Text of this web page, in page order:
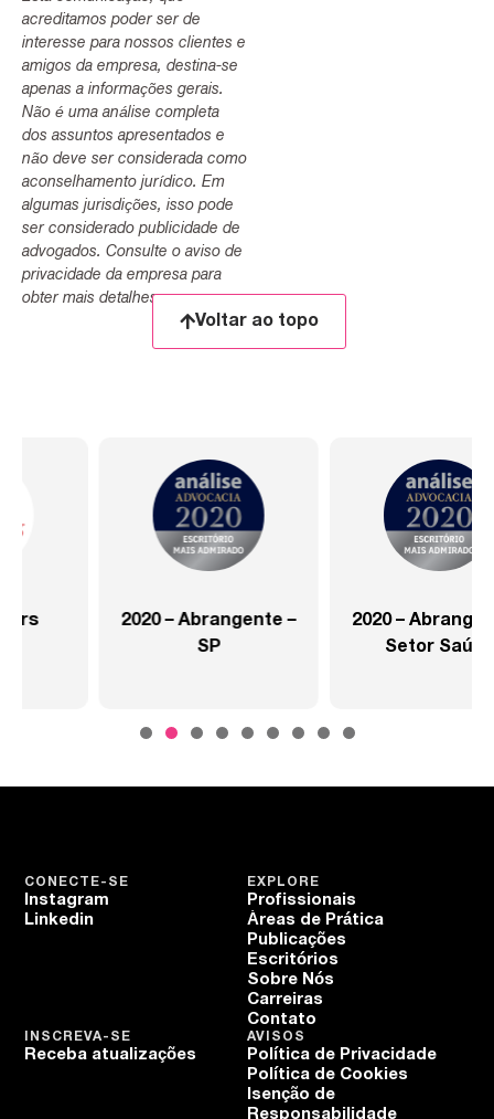
acreditamos poder ser de
interesse para nossos clientes e
amigos da empresa, destina-se
apenas a informações gerais.
Não é uma análise completa
dos assuntos apresentados e
não deve ser considerada como
aconselhamento jurídico. Em
algumas jurisdições, isso pode
ser considerado publicidade de
advogados. Consulte o aviso de
privacidade da empresa para
obter mais detalhes.
Voltar ao topo
2020 – Abrangente –
2020 – Abrangente –
Setor Saúde
EXPLORE
Profissionais
Áreas de Prática
Publicações
Escritórios
Sobre Nós
Carreiras
Contato
CONECTE-SE
Instagram
Linkedin
AVISOS
Política de Privacidade
Política de Cookies
Isenção de
Responsabilidade
INSCREVA-SE
Receba atualizações